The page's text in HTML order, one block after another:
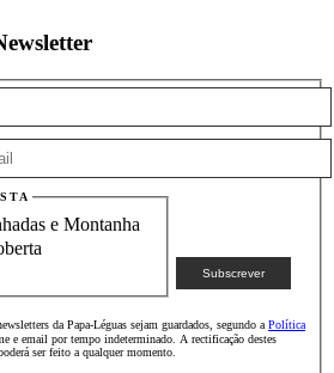
e Montanha
da Papa-Léguas sejam guardados, segundo a Política
e email por tempo indeterminado. A rectificação destes
ser feito a qualquer momento.